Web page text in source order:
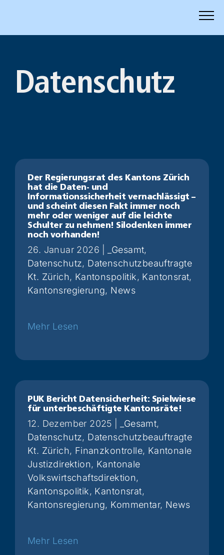
Inhalt
Datenschutz
Der Regierungsrat des Kantons Zürich
hat die Daten- und
Informationssicherheit vernachlässigt –
und scheint diesen Fakt immer noch
mehr oder weniger auf die leichte
Schulter zu nehmen! Silodenken immer
noch vorhanden!
26. Januar 2026 _Gesamt,
Datenschutz, Datenschutzbeauftragte
Kt. Zürich, Kantonspolitik, Kantonsrat,
Kantonsregierung, News
PUK Bericht Datensicherheit: Spielwiese
für unterbeschäftigte Kantonsräte!
12. Dezember 2025 _Gesamt,
Datenschutz, Datenschutzbeauftragte
Kt. Zürich, Finanzkontrolle, Kantonale
Justizdirektion, Kantonale
Volkswirtschaftsdirektion,
Kantonspolitik, Kantonsrat,
Kantonsregierung, Kommentar, News